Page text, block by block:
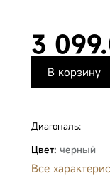
Master Black
3
В корзину
Диагональ:
Цвет: черный
Все